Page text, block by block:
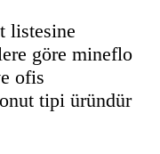
listesine
göre mineflo
ofis
tipi üründür